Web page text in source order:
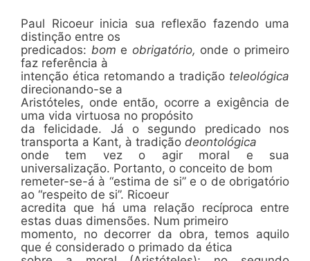
Paul Ricoeur inicia sua reflexão fazendo uma
distinção entre os
predicados: bom e obrigatório, onde o primeiro
faz referência à
intenção ética retomando a tradição teleológica
direcionando-se a
Aristóteles, onde então, ocorre a exigência de
uma vida virtuosa no propósito
da felicidade. Já o segundo predicado nos
transporta a Kant, à tradição deontológica
onde tem vez o agir moral e sua
universalização. Portanto, o conceito de bom
remeter-se-á à “estima de si” e o de obrigatório
ao “respeito de si”. Ricoeur
acredita que há uma relação recíproca entre
estas duas dimensões. Num primeiro
momento, no decorrer da obra, temos aquilo
que é considerado o primado da ética